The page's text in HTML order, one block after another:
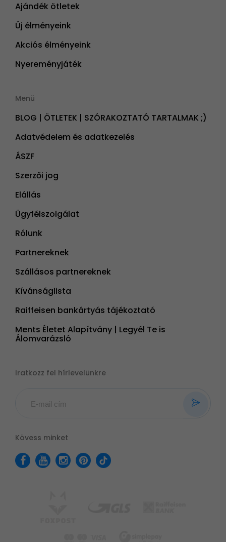
Ajándék ötletek
Új élményeink
Akciós élményeink
Nyereményjáték
Menü
BLOG | ÖTLETEK | SZÓRAKOZTATÓ TARTALMAK ;)
Adatvédelem és adatkezelés
ÁSZF
Szerzői jog
Elállás
Ügyfélszolgálat
Rólunk
Partnereknek
Szállásos partnereknek
Kívánságlista
Raiffeisen bankártyás tájékoztató
Ments Életet Alapítvány | Legyél Te is
Álomvarázsló
Iratkozz fel hírlevelünkre
Kövess minket